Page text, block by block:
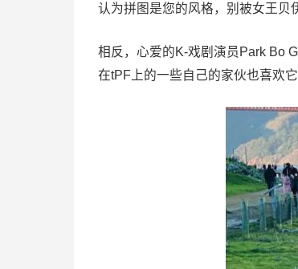
认为拼图是您的风格，别被女王贝
相反，心爱的K-戏剧演员Park Bo
在tPF上的一些自己的家伙也喜欢它